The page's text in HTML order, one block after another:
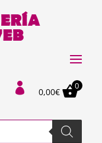
 0,00€
0